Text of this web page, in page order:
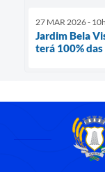
27 MAR 2026 -
Jardim Bela
terá 100%